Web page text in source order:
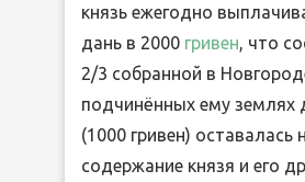
князь ежегодно
дань в 2000 гривен, что
2/3 собранной в
подчинённых ему землях
(1000 гривен) оставалась
содержание князя и его